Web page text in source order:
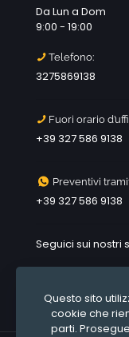
Da Lun a Dom
9:00 - 19:00
Telefono:
3275869138
Fuori orario
+39 327 586 9138
Preventivi
+39 327 586 9138
Seguici sui nostri
Questo sito
cookie che
parti.